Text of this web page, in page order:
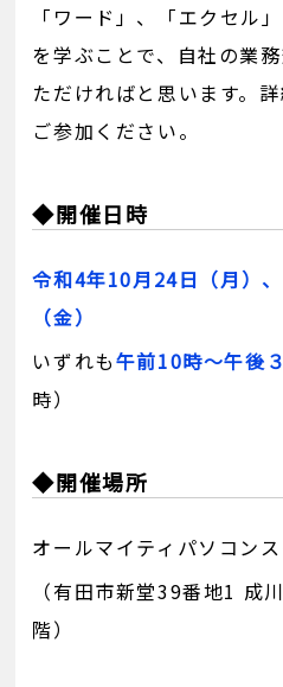
「ワード」、「エクセル
を学ぶことで、自社の業
ただければと思います。
ご参加ください。
◆開催日時
令和4年10月24日（月）
（金）
いずれも午前10時～午後
時）
◆開催場所
オールマイティパソコン
（有田市新堂39番地1 成
階）